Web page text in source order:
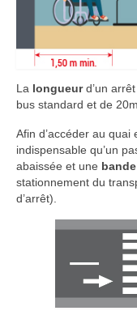
La longueurd’un
bus standard et de
Afin d’accéder au
indispensable qu’un
abaissée et une
stationnement du
d’arrêt).